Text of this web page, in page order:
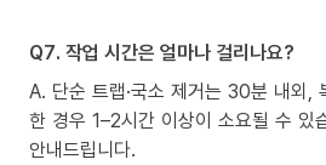
Q7. 작업 시간은 얼마나 걸리나요?
A. 단순 트랩·국소 제거는 30분 내외,
한 경우 1–2시간 이상이 소요될 수 있
안내드립니다.